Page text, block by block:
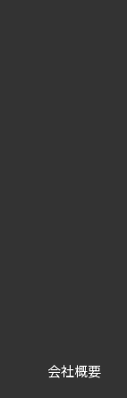
会社概要